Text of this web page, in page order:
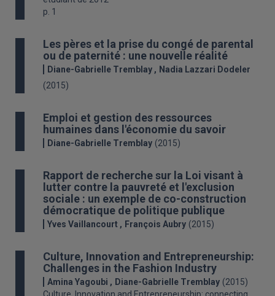
p. 1
Les pères et la prise du congé de parental
ou de paternité : une nouvelle réalité
Diane-Gabrielle Tremblay
Nadia Lazzari Dodeler
(2015)
Emploi et gestion des ressources
humaines dans l'économie du savoir
Diane-Gabrielle Tremblay (2015)
Rapport de recherche sur la Loi visant à
lutter contre la pauvreté et l'exclusion
sociale : un exemple de co-construction
démocratique de politique publique
Yves Vaillancourt François Aubry (2015)
Culture, Innovation and Entrepreneurship:
Challenges in the Fashion Industry
Amina Yagoubi Diane-Gabrielle Tremblay (2015)